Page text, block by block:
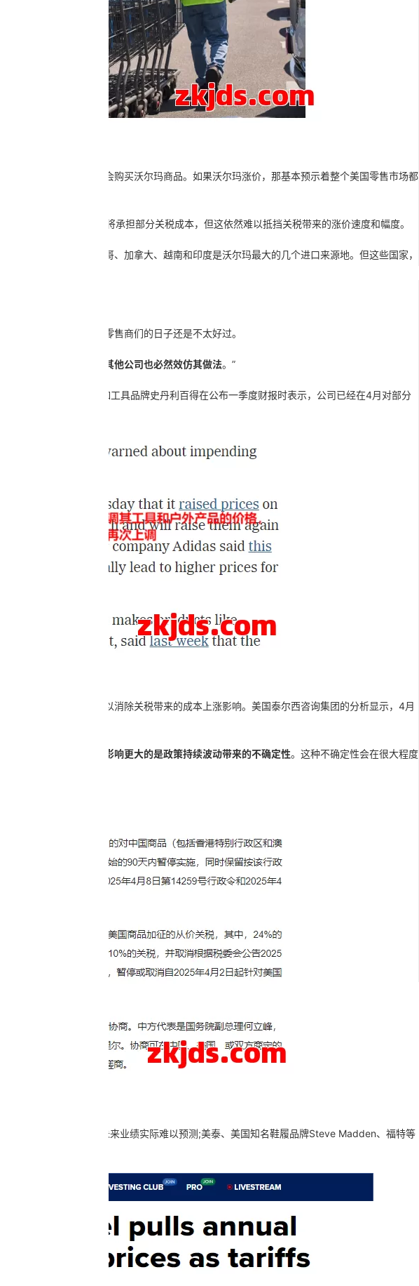
，超过九成的美国人都会购买沃尔玛商品。如果沃尔玛涨价，那基本预示着整个美国零售市场都
同时沃尔玛和供应商将承担部分关税成本，但这依然难以抵挡关税带来的涨价速度和幅度。
区，其中中国、墨西哥、加拿大、越南和印度是沃尔玛最大的几个进口来源地。但这些国家，
税彻底降下来之前，零售商们的日子还是不太好过。
不住压力要涨价，那么其他公司也必然效仿其做法。”
。比如工具品牌史丹利百得在公布一季度财报时表示，公司已经在4月对部分
美国商品的销售价格，以消除关税带来的成本上涨影响。美国泰尔西咨询集团的分析显示，4月
零售商而言，比数字变化影响更大的是政策持续波动带来的不确定性。这种不确定性会在很大程度
在一季度财报中表示未来业绩实际难以预测;美泰、美国知名鞋履品牌Steve Madden、福特等